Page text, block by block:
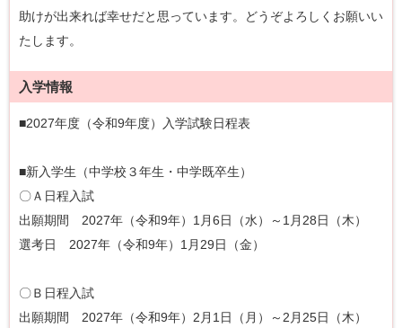
助けが出来れば幸せだと思っています。どうぞよろしくお願いい
たします。
入学情報
■2027年度（令和9年度）入学試験日程表
■新入学生（中学校３年生・中学既卒生）
〇Ａ日程入試
出願期間 2027年（令和9年）1月6日（水）～1月28日（木）
選考日 2027年（令和9年）1月29日（金）
〇Ｂ日程入試
出願期間 2027年（令和9年）2月1日（月）～2月25日（木）